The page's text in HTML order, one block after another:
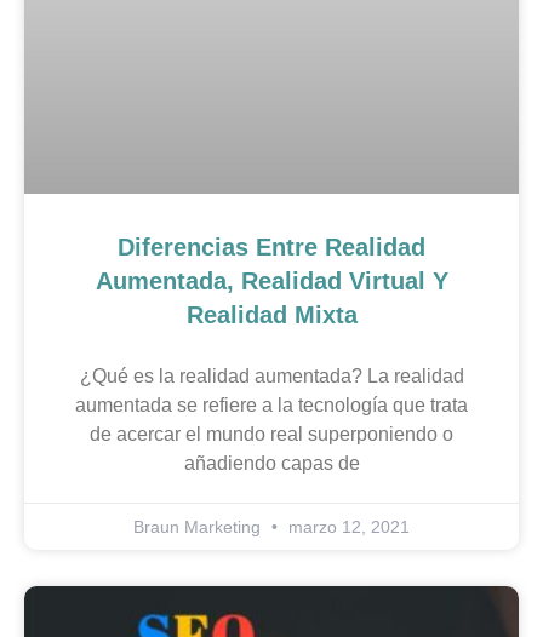
Diferencias Entre Realidad
Aumentada, Realidad Virtual Y
Realidad Mixta
¿Qué es la realidad aumentada? La realidad
aumentada se refiere a la tecnología que trata
de acercar el mundo real superponiendo o
añadiendo capas de
Braun Marketing marzo 12, 2021